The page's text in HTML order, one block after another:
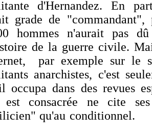
d'Hernandez. En
grade de
hommes n'aurait pas
de la guerre civile.
par exemple sur le
anarchistes, c'est
occupa dans des revues
consacrée ne cite
qu'au conditionnel.